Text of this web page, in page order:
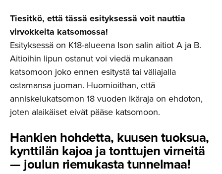
Tiesitkö, että tässä esityksessä voit nauttia
virvokkeita katsomossa!
Esityksessä on K18-alueena Ison salin aitiot A ja B.
Aitioihin lipun ostanut voi viedä mukanaan
katsomoon joko ennen esitystä tai väliajalla
ostamansa juoman. Huomioithan, että
anniskelukatsomon 18 vuoden ikäraja on ehdoton,
joten alaikäiset eivät pääse katsomoon.
Hankien hohdetta, kuusen tuoksua,
kynttilän kajoa ja tonttujen virneitä
— joulun riemukasta tunnelmaa!